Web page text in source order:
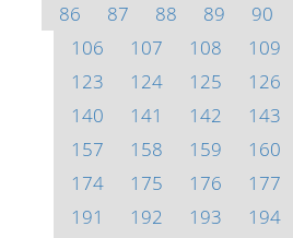
86
87 88 89 90
106
107 108 109
123
124 125 126
140
141 142 143
157
158 159 160
174
175 176 177
191
192 193 194